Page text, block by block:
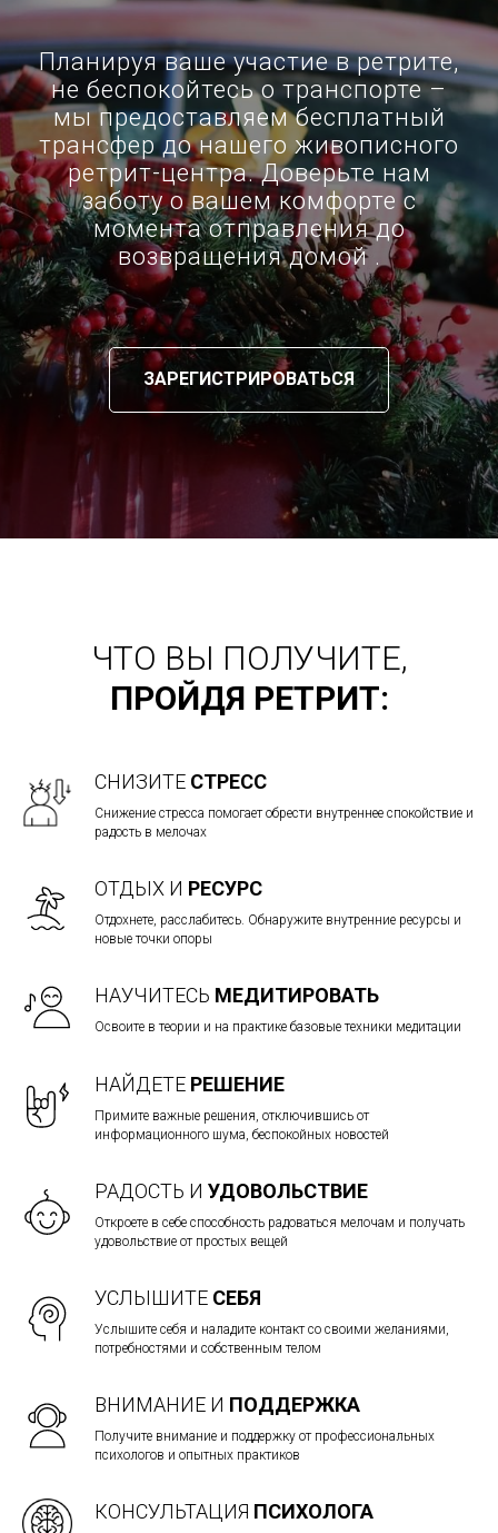
Планируя ваше участие в ретрите,
не беспокойтесь о транспорте –
мы предоставляем бесплатный
трансфер до нашего живописного
ретрит-центра. Доверьте нам
заботу о вашем комфорте с
момента отправления до
возвращения домой .
ЗАРЕГИСТРИРОВАТЬСЯ
ЧТО ВЫ ПОЛУЧИТЕ,
ПРОЙДЯ РЕТРИТ:
СНИЗИТЕ СТРЕСС
Снижение стресса помогает обрести внутреннее спокойствие и
радость в мелочах
ОТДЫХ И РЕСУРС
Отдохнете, расслабитесь. Обнаружите внутренние ресурсы и
новые точки опоры
НАУЧИТЕСЬ МЕДИТИРОВАТЬ
Освоите в теории и на практике базовые техники медитации
НАЙДЕТЕ РЕШЕНИЕ
Примите важные решения, отключившись от
информационного шума, беспокойных новостей
РАДОСТЬ И УДОВОЛЬСТВИЕ
Откроете в себе способность радоваться мелочам и получать
удовольствие от простых вещей
УСЛЫШИТЕ СЕБЯ
Услышите себя и наладите контакт со своими желаниями,
потребностями и собственным телом
ВНИМАНИЕ И ПОДДЕРЖКА
Получите внимание и поддержку от профессиональных
психологов и опытных практиков
КОНСУЛЬТАЦИЯ ПСИХОЛОГА